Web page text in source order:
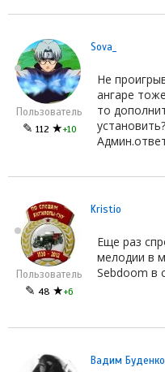
Пользователь
✎ 112 ★+10
Sova_
Не
ангаре
то
установить?
Пользователь
✎ 48 ★+6
Kristio
Еще раз
мелодии в
Sebdoom в
Вадим Буденко